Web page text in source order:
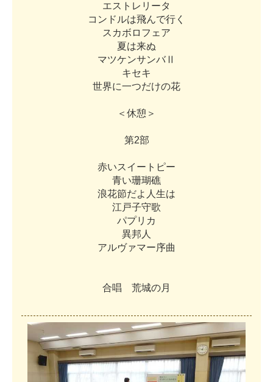
エス ト レ リ ータ
コ ン ド ルは飛んで行 く
ス カボ ロ フ ェ ア
夏は来ぬ
マツケンサンバⅡ
キセキ
世界に一つだけの花
＜ 休憩 ＞
第2部
赤いスイ ー ト ピー
青い珊瑚礁
浪花節だよ 人 生は
江 戸子守歌
パプリ カ
異邦 人
アルヴァマー序曲
合唱 荒城の月